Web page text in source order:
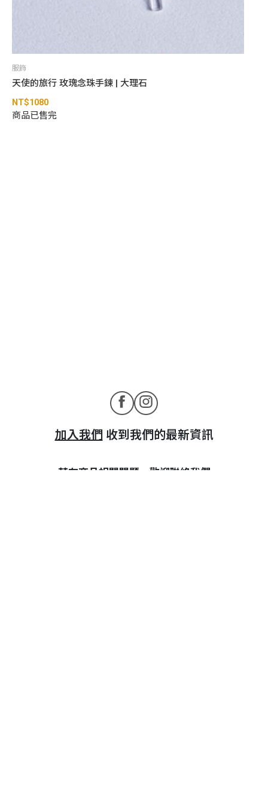
服飾
天使的旅行 玫瑰念珠手鍊 | 大理石
NT$1080
商品已售完
加入我們 收到我們的最新資訊
若有商品相關問題，歡迎聯絡我們